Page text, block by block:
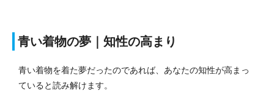
青い着物の夢｜知性の高まり
青い着物を着た夢だったのであれば、あなたの知性が高まっ
ていると読み解けます。